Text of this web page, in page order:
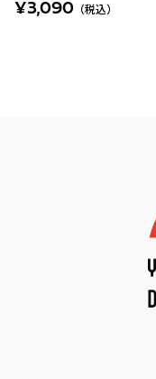
¥3,090 （税込）